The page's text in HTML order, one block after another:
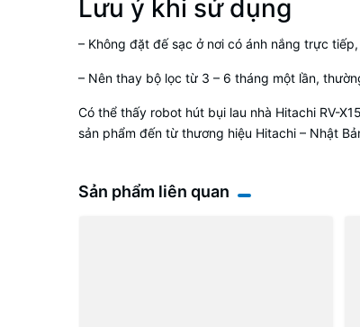
Lưu ý khi sử dụng
– Không đặt đế sạc ở nơi có ánh nắng trực
– Nên thay bộ lọc từ 3 – 6 tháng một lần,
Có thể thấy robot hút bụi lau nhà Hitachi RV-
sản phẩm đến từ thương hiệu Hitachi – Nhật
Sản phẩm liên quan